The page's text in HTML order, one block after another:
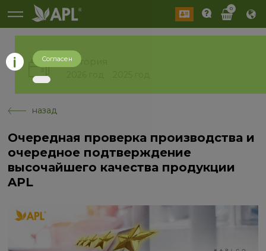
0
История
назад
Очередная проверка производства и
очередное подтверждение
высочайшего качества продукции
APL
Согласен